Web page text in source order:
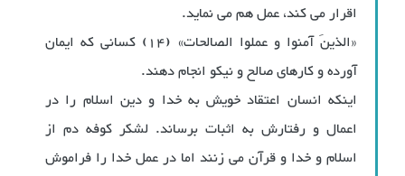
اقرار می کند، عمل هم می نماید.
«الذینَ آمنوا و عملوا الصالحات» (14) کسانی که ایمان
آورده و کارهای صالح و نیکو انجام دهند.
اینکه انسان اعتقاد خویش به خدا و دین اسلام را در
اعمال و رفتارش به اثبات برساند. لشکر کوفه دم از
اسلام و خدا و قرآن می زنند اما در عمل خدا را فراموش